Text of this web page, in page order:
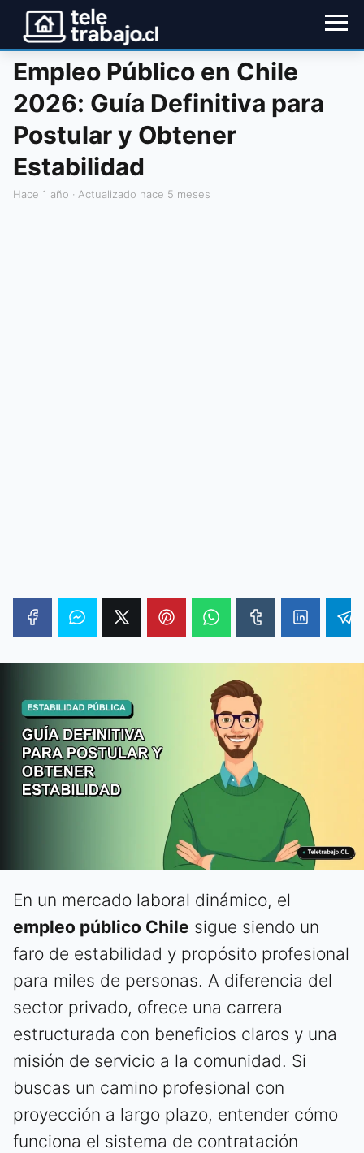
Empleo Público en Chile
2026: Guía Definitiva para
Postular y Obtener
Estabilidad
hace 1 año · Actualizado hace 5 meses
En un mercado laboral dinámico, el
empleo público Chile sigue siendo un
faro de estabilidad y propósito profesional
para miles de personas. A diferencia del
sector privado, ofrece una carrera
estructurada con beneficios claros y una
misión de servicio a la comunidad. Si
buscas un camino profesional con
proyección a largo plazo, entender cómo
funciona el sistema de contratación